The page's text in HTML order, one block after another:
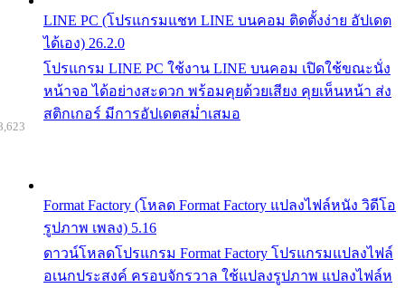
LINE PC (โปรแกรมแชท LINE บนคอม ติดตั้งง่าย อัปเดต
ได้เอง) 26.2.0
โปรแกรม LINE PC ใช้งาน LINE บนคอม เปิดใช้ขณะนั่ง
หน้าจอ ได้อย่างสะดวก พร้อมคุยด้วยเสียง คุยเห็นหน้า ส่ง
สติกเกอร์ มีการอัปเดตสม่ำเสมอ
Format Factory (โหลด Format Factory แปลงไฟล์หนัง วิดีโอ
รูปภาพ เพลง) 5.16
ดาวน์โหลดโปรแกรม Format Factory โปรแกรมแปลงไฟล์
อเนกประสงค์ ครอบจักรวาล ใช้แปลงรูปภาพ แปลงไฟล์ห